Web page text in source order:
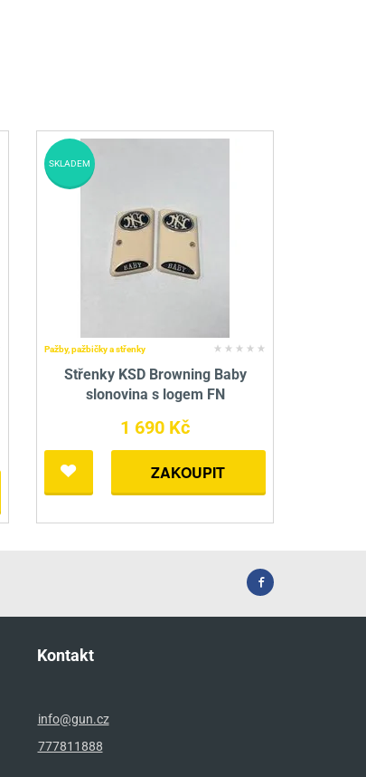
Pažby, pažbičky a střenky
Střenky KSD Browning Baby
slonovina s logem FN
1 690 Kč
ZAKOUPIT
SKLADEM
Kontakt
info@gun.cz
777811888